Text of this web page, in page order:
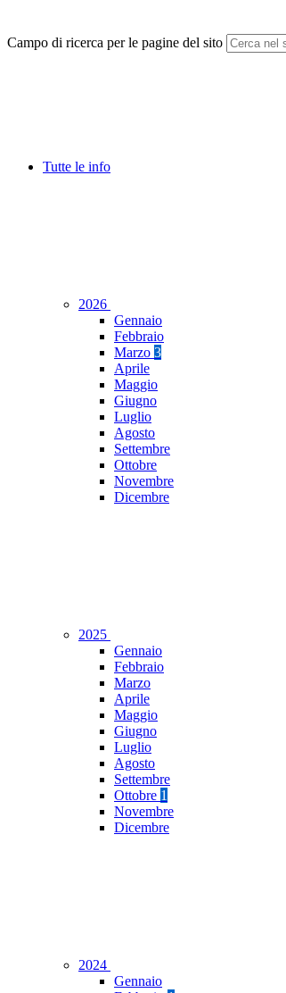
Campo di ricerca per le pagine del sito
Tutte le info
2026
Gennaio
Febbraio
Marzo 3
Aprile
Maggio
Giugno
Luglio
Agosto
Settembre
Ottobre
Novembre
Dicembre
2025
Gennaio
Febbraio
Marzo
Aprile
Maggio
Giugno
Luglio
Agosto
Settembre
Ottobre 1
Novembre
Dicembre
2024
Gennaio